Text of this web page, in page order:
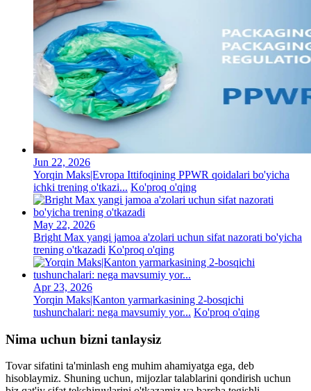
Jun 22, 2026
Yorqin Maks|Evropa Ittifoqining PPWR qoidalari bo'yicha
ichki trening o'tkazi... Ko'proq o'qing
May 22, 2026
Bright Max yangi jamoa a'zolari uchun sifat nazorati bo'yicha
trening o'tkazadi Ko'proq o'qing
Apr 23, 2026
Yorqin Maks|Kanton yarmarkasining 2-bosqichi
tushunchalari: nega mavsumiy yor... Ko'proq o'qing
Nima uchun bizni tanlaysiz
Tovar sifatini ta'minlash eng muhim ahamiyatga ega, deb
hisoblaymiz. Shuning uchun, mijozlar talablarini qondirish uchun